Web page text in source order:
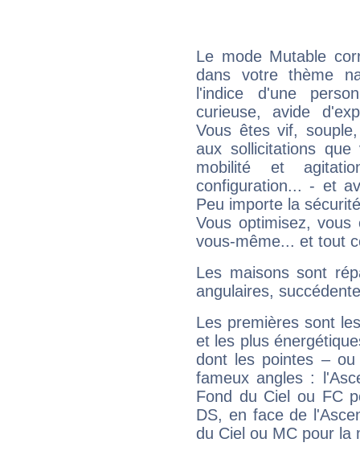
Le mode Mutable
dans votre thème
l'indice d'une
curieuse, avide
Vous êtes vif,
aux sollicitations
mobilité et
configuration... - et
Peu importe la
Vous optimisez, vous
vous-même... et tout
Les maisons sont
angulaires,
Les premières sont
et les plus
dont les pointes –
fameux angles :
Fond du Ciel ou FC
DS, en face de
du Ciel ou MC pour la